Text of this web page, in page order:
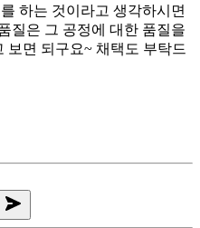
하는 것이라고 생각하시면
질은 그 공정에 대한 품질을
보면 되구요~ 채택도 부탁드